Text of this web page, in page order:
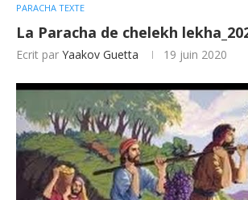
PARACHA TEXTE
La Paracha de chelekh
Ecrit par Yaakov Guetta 19 juin 2020